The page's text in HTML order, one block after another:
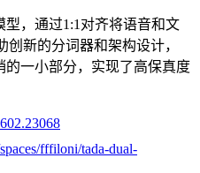
，通过1:1对齐将语音和文
新的分词器和架构设计，
一小部分，实现了高保真度
fffiloni/tada-dual-